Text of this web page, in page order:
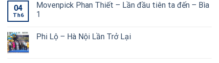
04
Th6
Movenpick Phan Thiết – Lần đầu tiên ta đến – Bìa
1
Phi Lộ – Hà Nội Lần Trở Lại